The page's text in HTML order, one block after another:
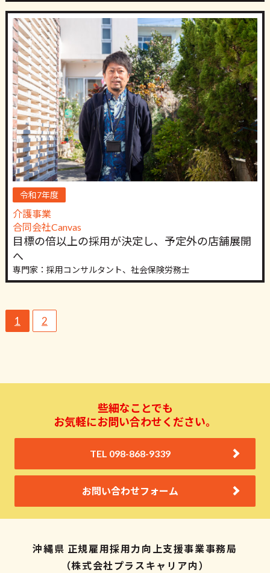
令和7年度
介護事業
合同会社Canvas
目標の倍以上の採用が決定し、予定外の店舗展開
へ
専門家：採用コンサルタント、社会保険労務士
1 2
些細なことでも
お気軽にお問い合わせください。
TEL 098-868-9339
お問い合わせフォーム
沖縄県 正規雇用採用力向上支援事業事務局
（株式会社プラスキャリア内）